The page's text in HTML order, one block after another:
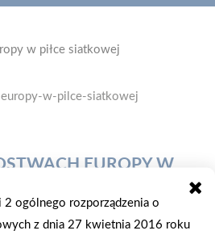
w piłce siatkowej
EUROPY W
w siatkówce kobiet zmagania
ogólnego rozporządzenia o
z dnia 27 kwietnia 2016 roku